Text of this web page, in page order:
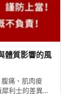
體質影響的風
痛、肌肉痠
利士的差異。